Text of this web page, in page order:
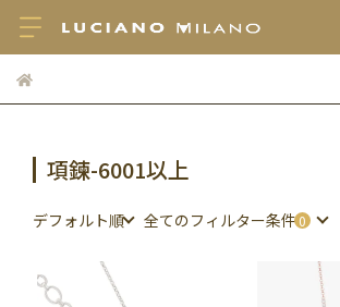
項鍊-6001以上
デフォルト順 全てのフィルター条件